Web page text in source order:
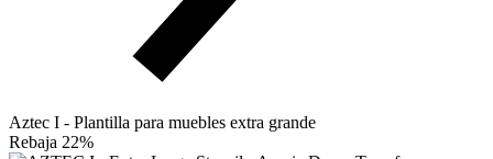
Aztec I - Plantilla para muebles extra grande
Rebaja 22%